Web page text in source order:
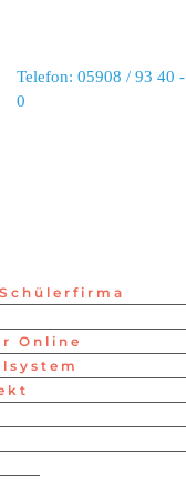
Telefon: 05908 / 93 40 -
0
Schulteam
Online